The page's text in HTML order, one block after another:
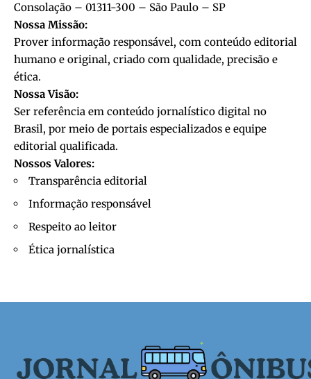
Consolação – 01311-300 – São Paulo – SP
Nossa Missão:
Prover informação responsável, com conteúdo editorial
humano e original, criado com qualidade, precisão e
ética.
Nossa Visão:
Ser referência em conteúdo jornalístico digital no
Brasil, por meio de portais especializados e equipe
editorial qualificada.
Nossos Valores:
Transparência editorial
Informação responsável
Respeito ao leitor
Ética jornalística